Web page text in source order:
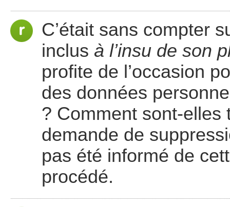
C’était sans compter
inclus à l’insu de son
profite de l’occasion
des données
? Comment sont-elles
demande de
pas été informé de
procédé.